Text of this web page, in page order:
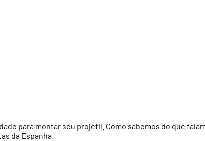
para montar seu projétil. Como sabemos do que
da Espanha.